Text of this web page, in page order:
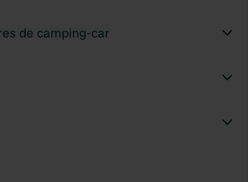
de camping-car